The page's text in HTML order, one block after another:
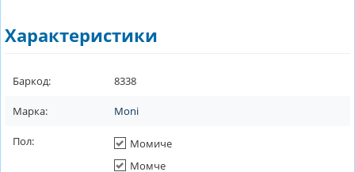
Характеристики
Баркод: 8338
Марка: Moni
Пол:
Момиче
Момче